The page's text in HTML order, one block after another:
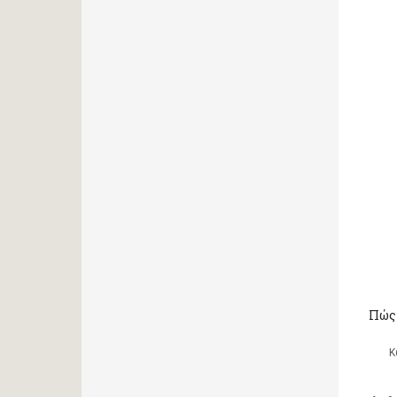
Πώς